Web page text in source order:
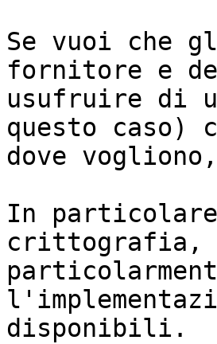
Se vuoi che
fornitore e
usufruire di
questo caso)
dove
In
crittografia,
disponibili.